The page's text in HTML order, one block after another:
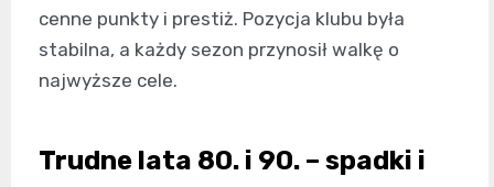
cenne punkty i prestiż. Pozycja klubu była
stabilna, a każdy sezon przynosił walkę o
najwyższe cele.
Trudne lata 80. i 90. – spadki i